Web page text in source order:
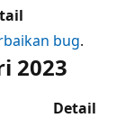
bug.
2023
Detail